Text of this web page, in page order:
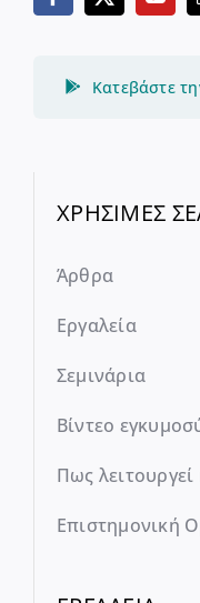
Κατεβάστε
ΧΡΗΣΙΜΕΣ
Άρθρα
Εργαλεία
Σεμινάρια
Βίντεο
Πως
Επιστημονική